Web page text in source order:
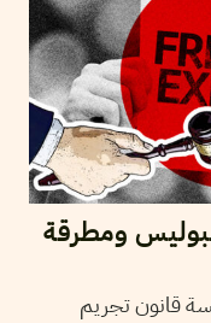
ومطرقة
قانون تجريم